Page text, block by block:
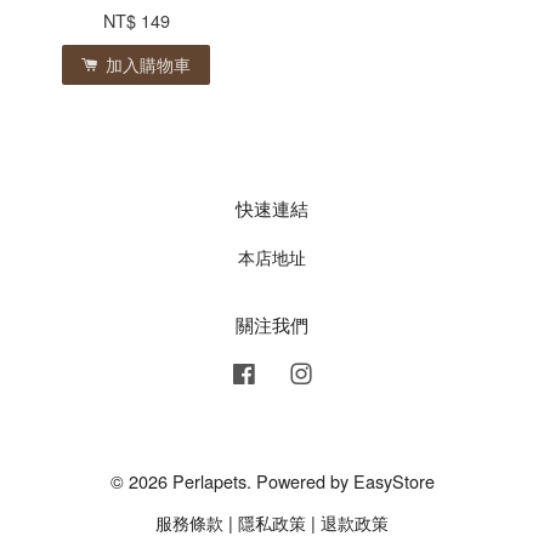
NT$ 149
加入購物車
快速連結
本店地址
關注我們
Facebook
© 2026 Perlapets. Powered by EasyStore
服務條款 | 隱私政策 | 退款政策